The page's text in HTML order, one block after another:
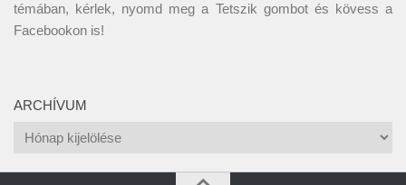
témában, kérlek, nyomd meg a Tetszik gombot és kövess a
Facebookon is!
ARCHÍVUM
Archívum